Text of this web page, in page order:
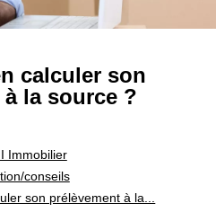
calculer son
la source ?
Immobilier
conseils
son prélèvement à la...